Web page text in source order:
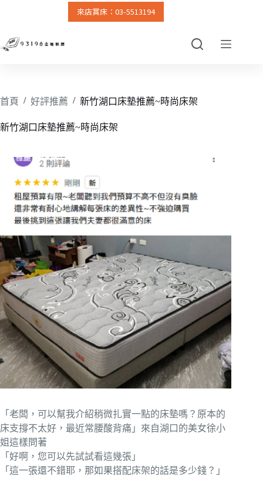
主
來店賞床：03-5513194
首頁 / 好評推薦 / 新竹湖口床墊推薦~時尚床架
新竹湖口床墊推薦~時尚床架
「老闆，可以幫我介紹稍微扎實一點的床墊嗎？原本的
床支撐不太好，最近常腰酸背痛」來自湖口的美女徐小
姐這樣問著
「好啊，您可以先試試看這幾張」
「這一張還不錯耶，那如果搭配床架的話是多少錢？」